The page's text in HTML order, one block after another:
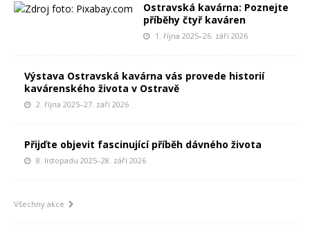
Ostravská kavárna: Poznejte
příběhy čtyř kaváren
1. října 2025–26. září 2026
Výstava Ostravská kavárna vás provede historií
kavárenského života v Ostravě
2. října 2025–27. září 2026
Přijďte objevit fascinující příběh dávného života
8. listopadu 2025–28. září 2026
Všechny akce